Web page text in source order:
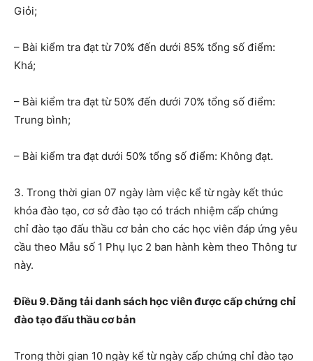
Giỏi;
– Bài kiểm tra đạt từ 70% đến dưới 85% tổng số điểm:
Khá;
– Bài kiểm tra đạt từ 50% đến dưới 70% tổng số điểm:
Trung bình;
– Bài kiểm tra đạt dưới 50% tổng số điểm: Không đạt.
3. Trong thời gian 07 ngày làm việc kể từ ngày kết thúc
khóa đào tạo, cơ sở đào tạo có trách nhiệm cấp chứng
chỉ đào tạo đấu thầu cơ bản cho các học viên đáp ứng yêu
cầu theo Mẫu số 1 Phụ lục 2 ban hành kèm theo Thông tư
này.
Điều 9. Đăng tải danh sách học viên được cấp chứng chỉ
đào tạo đấu thầu cơ bản
Trong thời gian 10 ngày kể từ ngày cấp chứng chỉ đào tạo